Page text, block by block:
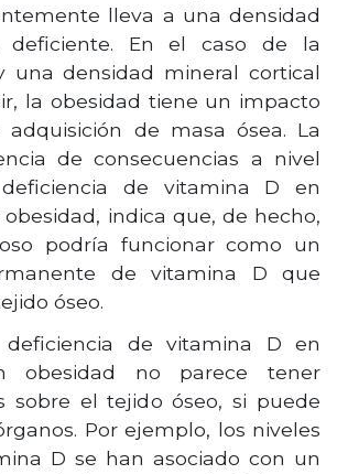
lleva a una densidad
deficiente. En el caso de la
una densidad mineral cortical
la obesidad tiene un impacto
de masa ósea. La
de consecuencias a nivel
de vitamina D en
indica que, de hecho,
podría funcionar como un
de vitamina D que
óseo.
de vitamina D en
obesidad no parece tener
sobre el tejido óseo, si puede
Por ejemplo, los niveles
D se han asociado con un